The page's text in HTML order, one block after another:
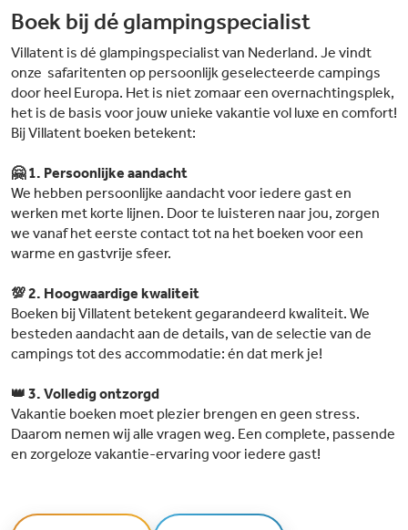
Boek bij dé glampingspecialist
Villatent is dé glampingspecialist van Nederland. Je vindt
onze safaritenten op persoonlijk geselecteerde campings
door heel Europa. Het is niet zomaar een overnachtingsplek,
het is de basis voor jouw unieke vakantie vol luxe en comfort!
Bij Villatent boeken betekent:
🤗 1. Persoonlijke aandacht
We hebben persoonlijke aandacht voor iedere gast en
werken met korte lijnen. Door te luisteren naar jou, zorgen
we vanaf het eerste contact tot na het boeken voor een
warme en gastvrije sfeer.
💯 2. Hoogwaardige kwaliteit
Boeken bij Villatent betekent gegarandeerd kwaliteit. We
besteden aandacht aan de details, van de selectie van de
campings tot des accommodatie: én dat merk je!
👑 3. Volledig ontzorgd
Vakantie boeken moet plezier brengen en geen stress.
Daarom nemen wij alle vragen weg. Een complete, passende
en zorgeloze vakantie-ervaring voor iedere gast!